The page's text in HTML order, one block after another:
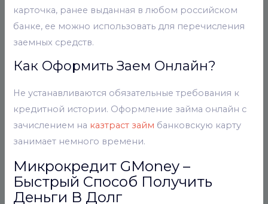
карточка, ранее выданная в любом российском
банке, ее можно использовать для перечисления
заемных средств.
Как Оформить Заем Онлайн?
Не устанавливаются обязательные требования к
кредитной истории. Оформление займа онлайн с
зачислением на казтраст займ банковскую карту
занимает немного времени.
Микрокредит GMoney –
Быстрый Способ Получить
Деньги В Долг